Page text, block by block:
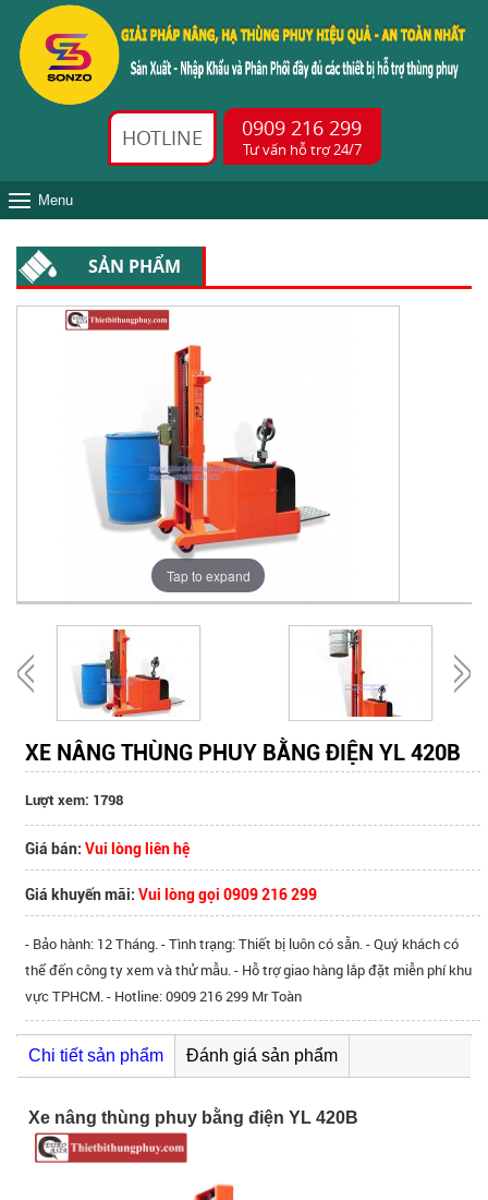
HOTLINE 0909 216 299
Tư vấn hỗ trợ 24/7
Menu
SẢN PHẨM
Tap to expand
XE NÂNG THÙNG PHUY BẰNG ĐIỆN YL 420B
Lượt xem: 1798
Giá bán:Vui lòng liên hệ
Giá khuyến mãi:Vui lòng gọi 0909 216 299
- Bảo hành: 12 Tháng. - Tình trạng: Thiết bị luôn có sẵn. - Quý khách có
thể đến công ty xem và thử mẫu. - Hỗ trợ giao hàng lắp đặt miễn phí khu
vực TPHCM. - Hotline: 0909 216 299 Mr Toàn
Chi tiết sản phẩm Đánh giá sản phẩm
Xe nâng thùng phuy bằng điện YL 420B